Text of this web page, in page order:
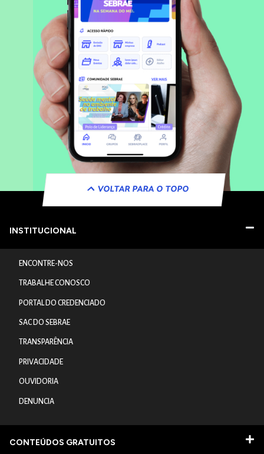
VOLTAR PARA O TOPO
INSTITUCIONAL
ENCONTRE-NOS
TRABALHE CONOSCO
PORTAL DO CREDENCIADO
SAC DO SEBRAE
TRANSPARÊNCIA
PRIVACIDADE
OUVIDORIA
DENUNCIA
CONTEÚDOS GRATUITOS